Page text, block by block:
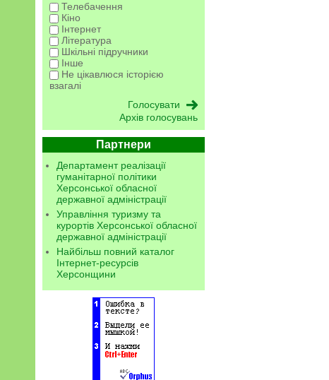
Телебачення
Кіно
Інтернет
Література
Шкільні підручники
Інше
Не цікавлюся історією
взагалі
Архів голосувань
Партнери
Департамент реалізації
гуманітарної політики
Херсонської обласної
державної адміністрації
Управління туризму та
курортів Херсонської обласної
державної адміністрації
Найбільш повний каталог
Інтернет-ресурсів
Херсонщини